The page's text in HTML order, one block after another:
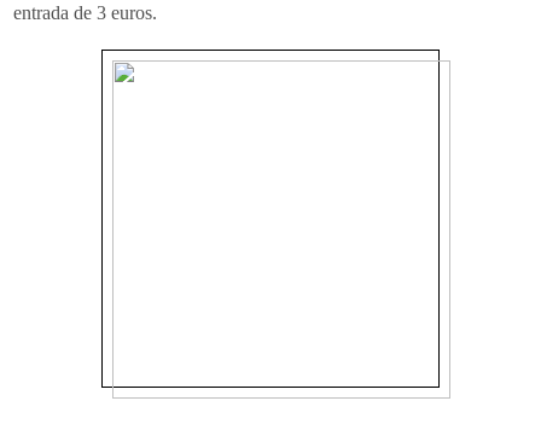
entrada de 3 euros.